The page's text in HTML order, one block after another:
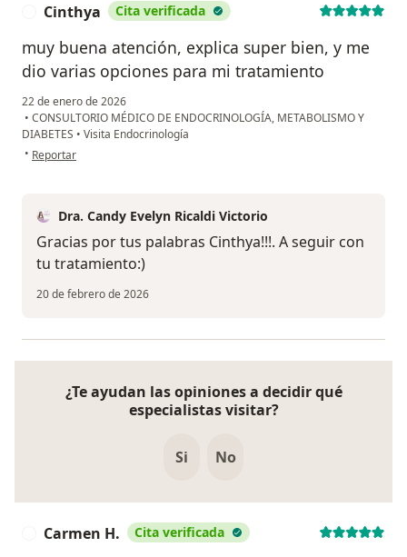
Cinthya Cita verificada
muy buena atención, explica super bien, y me
dio varias opciones para mi tratamiento
22 de enero de 2026
• CONSULTORIO MÉDICO DE ENDOCRINOLOGÍA, METABOLISMO Y
DIABETES • Visita Endocrinología
• en opinión del usuario Cinthya
Reportar
Dra. Candy Evelyn Ricaldi Victorio
Gracias por tus palabras Cinthya!!!. A seguir con
tu tratamiento:)
20 de febrero de 2026
¿Te ayudan las opiniones a decidir qué
especialistas visitar?
Si No
Carmen H. Cita verificada